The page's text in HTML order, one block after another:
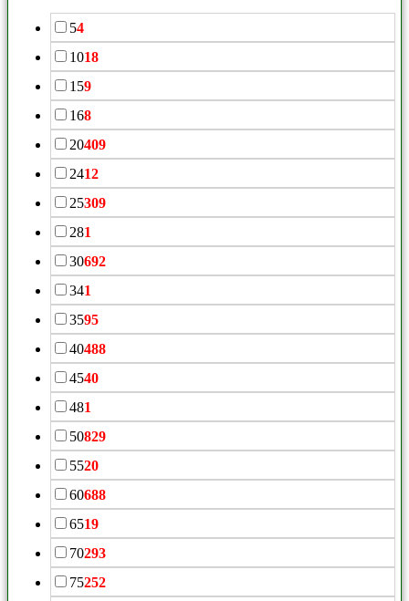
54
1018
159
168
20409
2412
25309
281
30692
341
3595
40488
4540
481
50829
5520
60688
6519
70293
75252